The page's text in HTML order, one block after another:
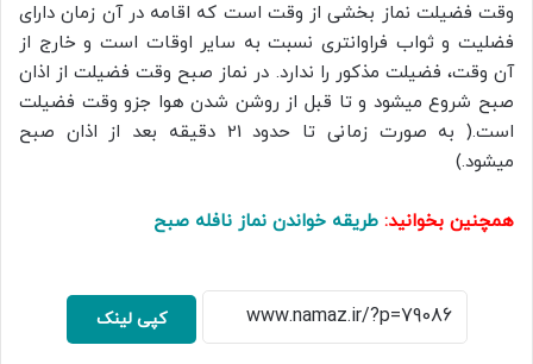
وقت فضیلت نماز بخشی از وقت است که اقامه در آن زمان دارای
فضلیت و ثواب فراوانتری نسبت به سایر اوقات است و خارج از
آن وقت، فضیلت مذکور را ندارد. در نماز صبح وقت فضیلت از اذان
صبح شروع میشود و تا قبل از روشن شدن هوا جزو وقت فضیلت
است.( به صورت زمانی تا حدود 21 دقیقه بعد از اذان صبح
میشود.)
همچنین بخوانید: طریقه خواندن نماز نافله صبح
کپی لینک